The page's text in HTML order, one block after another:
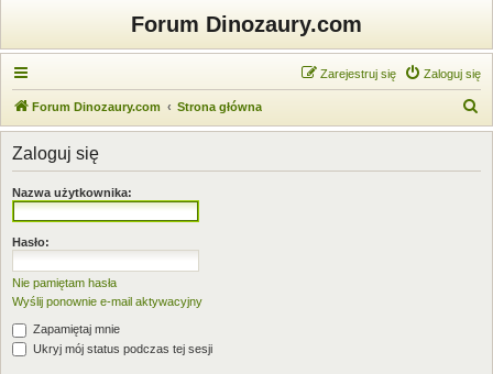
Forum Dinozaury.com
Zaloguj się
Zarejestruj się
Forum Dinozaury.com Strona główna
z
Zaloguj się
Nazwa użytkownika:
Hasło:
Nie pamiętam hasła
Wyślij ponownie e-mail aktywacyjny
Zapamiętaj mnie
Ukryj mój status podczas tej sesji